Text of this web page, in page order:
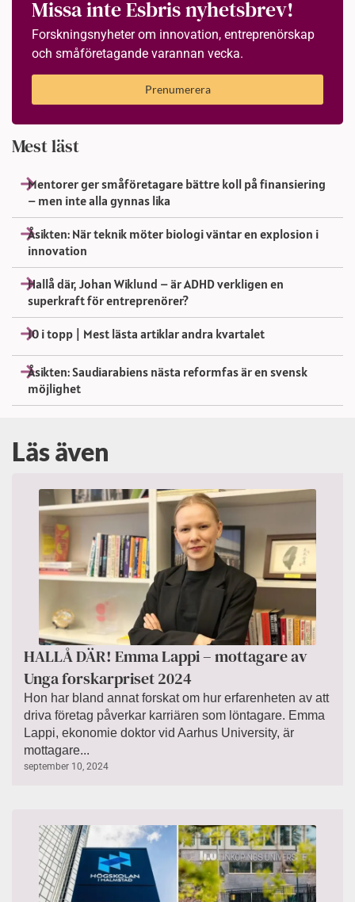
Missa inte Esbris nyhetsbrev!
Forskningsnyheter om innovation, entreprenörskap
och småföretagande varannan vecka.
Prenumerera
Mest läst
Mentorer ger småföretagare bättre koll på finansiering
– men inte alla gynnas lika
Åsikten: När teknik möter biologi väntar en explosion i
innovation
Hallå där, Johan Wiklund – är ADHD verkligen en
superkraft för entreprenörer?
10 i topp | Mest lästa artiklar andra kvartalet
Åsikten: Saudiarabiens nästa reformfas är en svensk
möjlighet
Läs även
HALLÅ DÄR! Emma Lappi – mottagare av
Unga forskarpriset 2024
Hon har bland annat forskat om hur erfarenheten av att
driva företag påverkar karriären som löntagare. Emma
Lappi, ekonomie doktor vid Aarhus University, är
mottagare...
september 10, 2024